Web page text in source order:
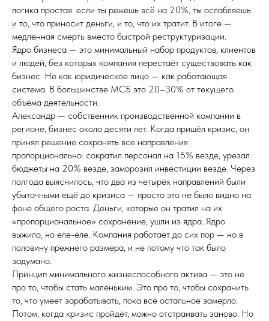
логика простая: если ты режешь всё на 20%, ты ослабляешь
и то, что приносит деньги, и то, что их тратит. В итоге —
медленная смерть вместо быстрой реструктуризации.
Ядро бизнеса — это минимальный набор продуктов, клиентов
и людей, без которых компания перестаёт существовать как
бизнес. Не как юридическое лицо — как работающая
система. В большинстве МСБ это 20–30% от текущего
объёма деятельности.
Александр — собственник производственной компании в
регионе, бизнес около десяти лет. Когда пришёл кризис, он
принял решение сохранять все направления
пропорционально: сократил персонал на 15% везде, урезал
бюджеты на 20% везде, заморозил инвестиции везде. Через
полгода выяснилось, что два из четырёх направлений были
убыточными ещё до кризиса — просто это не было видно на
фоне общего роста. Деньги, которые он тратил на их
«пропорциональное» сохранение, ушли из ядра. Ядро
выжило, но еле-еле. Компания работает до сих пор — но в
половину прежнего размера, и не потому что так было
задумано.
Принцип минимального жизнеспособного актива — это не
про то, чтобы стать маленьким. Это про то, чтобы сохранить
то, что умеет зарабатывать, пока всё остальное замерло.
Потом, когда кризис пройдёт, можно отстраивать заново. Но